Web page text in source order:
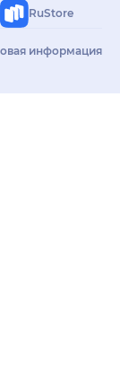
RuStore
информация